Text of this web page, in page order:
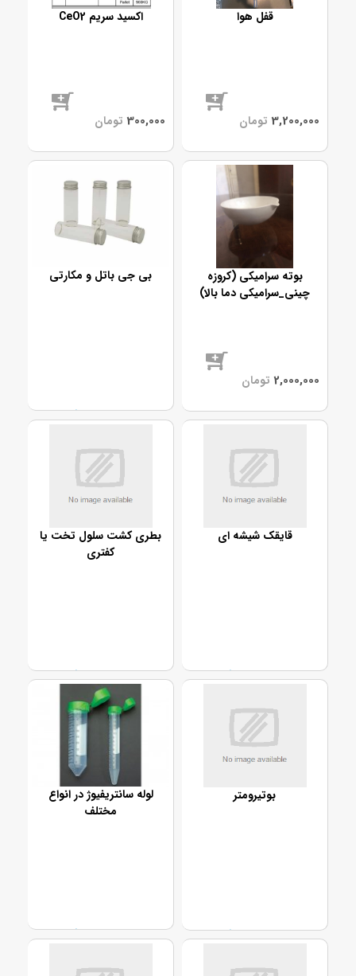
قفل هوا
موجود
اکسید سریم CeO2
موجود
بوته سرامیکی (کروزه
چینی_سرامیکی دما بالا)
موجود
بی جی باتل و مکارتی
تماس بگیرید
قایقک شیشه ای
تماس بگیرید
بطری کشت سلول تخت یا
کفتری
تماس بگیرید
بوتیرومتر
تماس بگیرید
لوله سانتریفیوژ در انواع
مختلف
تماس بگیرید